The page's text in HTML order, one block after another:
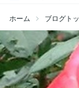
ホーム ブログト